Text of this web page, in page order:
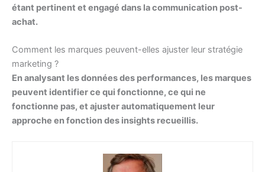
étant pertinent et engagé dans la communication post-
achat.
Comment les marques peuvent-elles ajuster leur stratégie
marketing ?
En analysant les données des performances, les marques
peuvent identifier ce qui fonctionne, ce qui ne
fonctionne pas, et ajuster automatiquement leur
approche en fonction des insights recueillis.